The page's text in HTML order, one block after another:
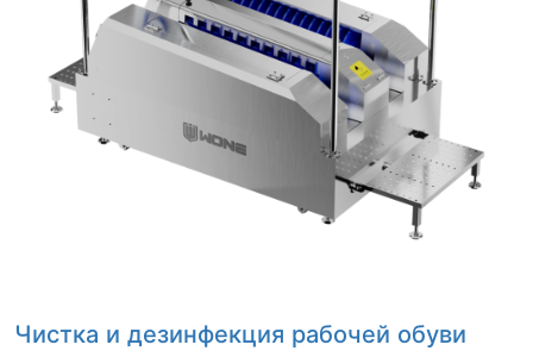
Чистка и дезинфекция рабочей обуви